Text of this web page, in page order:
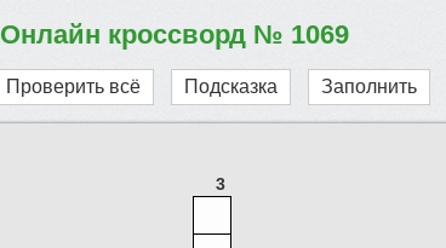
Онлайн кроссворд № 1069
Проверить всё Подсказка Заполнить
3